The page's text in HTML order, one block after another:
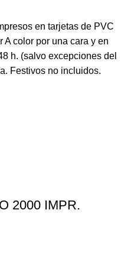
en tarjetas de PVC
A color por una cara y en
h. (salvo excepciones del
Festivos no incluidos.
2000 IMPR.